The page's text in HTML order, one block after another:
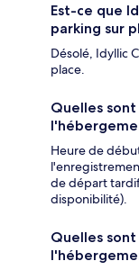
Est-ce que
parking sur
Désolé, Idyllic
place.
Quelles
Heure de
de départ
disponibilité).
Quelles